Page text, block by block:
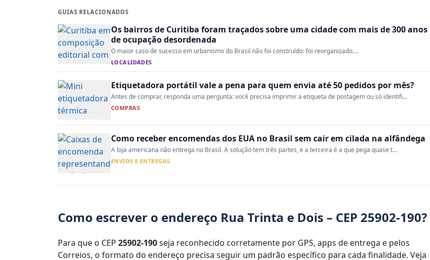
GUIAS RELACIONADOS
Os bairros de Curitiba foram traçados sobre uma cidade com mais de 300 anos
de ocupação desordenada
O maior caso de sucesso em urbanismo do Brasil não foi construído: foi reorganizado....
LOCALIDADES
Etiquetadora portátil vale a pena para quem envia até 50 pedidos por mês?
Antes de comprar, responda uma pergunta: você precisa imprimir a etiqueta de postagem ou só identifi...
COMPRAS
Como receber encomendas dos EUA no Brasil sem cair em cilada na alfândega
A loja americana não entrega no Brasil. A solução tem três partes, e a terceira é a que pega quase t...
ENVIOS E ENTREGAS
Como escrever o endereço Rua Trinta e Dois – CEP 25902-190?
Para que o CEP 25902-190seja reconhecido corretamente por GPS, apps de entrega e pelos
Correios, o formato do endereço precisa seguir um padrão específico para cada finalidade. Veja